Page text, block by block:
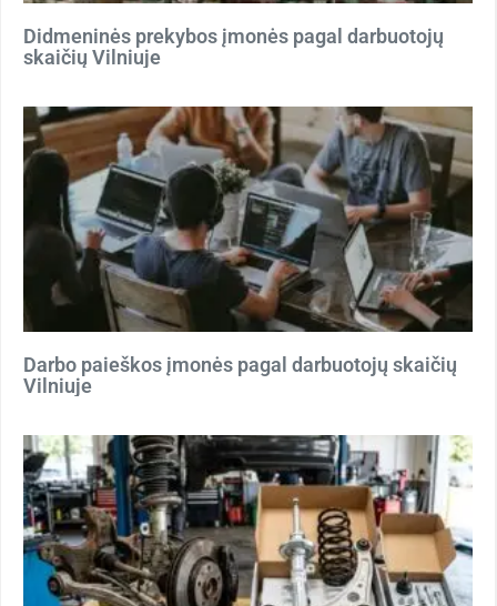
Didmeninės prekybos įmonės pagal darbuotojų
skaičių Vilniuje
Darbo paieškos įmonės pagal darbuotojų skaičių
Vilniuje